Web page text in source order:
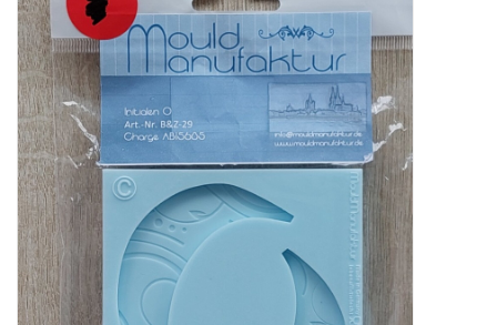
Onze Merken
Mallen
Stempels
Stempelinkt
Stempelaccesoires